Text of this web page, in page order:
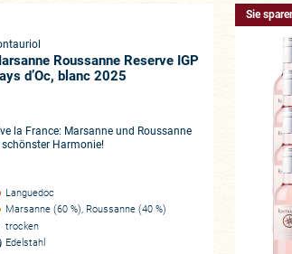
Roussanne Reserve IGP
d’Oc, blanc 2025
la France: Marsanne und Roussanne
schönster Harmonie!
Languedoc
Marsanne (60 %), Roussanne (40 %)
trocken
Edelstahl
Sie